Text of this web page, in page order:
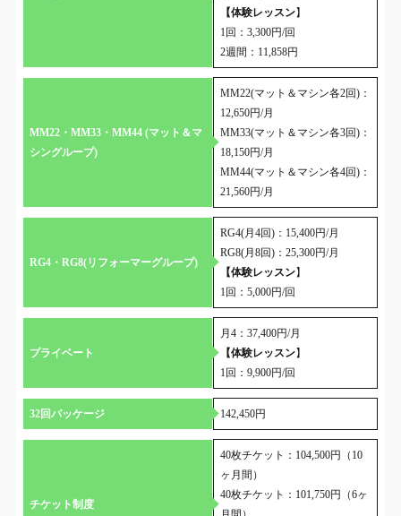
【体験レッスン】
1回：3,300円/回
2週間：11,858円
MM22・MM33・MM44 (マット＆マ
シングループ)
MM22(マット＆マシン各2回)：
12,650円/月
MM33(マット＆マシン各3回)：
18,150円/月
MM44(マット＆マシン各4回)：
21,560円/月
RG4・RG8(リフォーマーグループ)
RG4(月4回)：15,400円/月
RG8(月8回)：25,300円/月
【体験レッスン】
1回：5,000円/回
プライベート
月4：37,400円/月
【体験レッスン】
1回：9,900円/回
32回パッケージ 142,450円
チケット制度
40枚チケット：104,500円（10
ヶ月間）
40枚チケット：101,750円（6ヶ